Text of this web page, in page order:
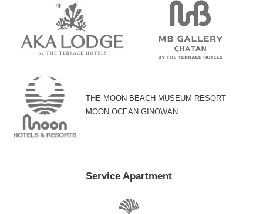
THE MOON BEACH MUSEUM RESORT
MOON OCEAN GINOWAN
Service Apartment